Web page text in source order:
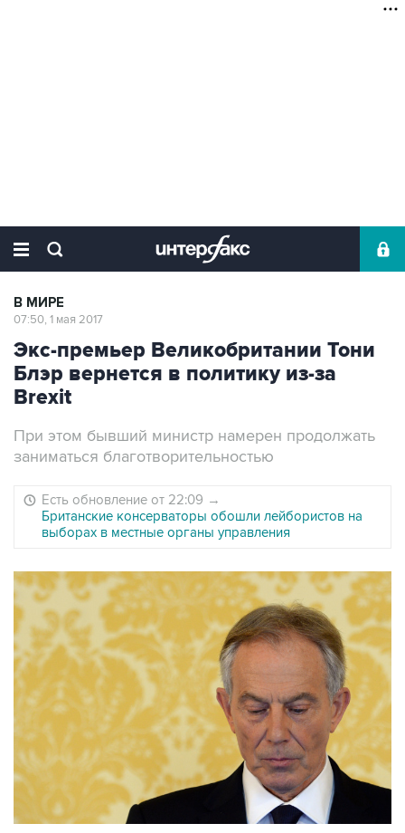
В МИРЕ
07:50, 1 мая 2017
Экс-премьер Великобритании Тони
Блэр вернется в политику из-за
Brexit
При этом бывший министр намерен продолжать
заниматься благотворительностью
Есть обновление от 22:09 →
Британские консерваторы обошли лейбористов на
выборах в местные органы управления